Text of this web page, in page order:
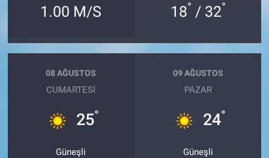
1.00 M/S 18° / 32°
08 AĞUSTOS
CUMARTESI
25°
Güneşli
09 AĞUSTOS
PAZAR
24°
Güneşli